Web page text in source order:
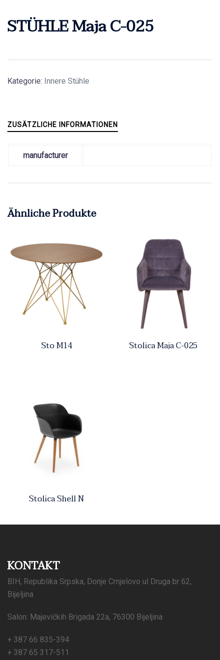
STÜHLE Maja C-025
Kategorie: Innere Stühle
ZUSÄTZLICHE INFORMATIONEN
manufacturer
Ähnliche Produkte
Sto M14 Stolica Maja C-025
Stolica Shell N
KONTAKT
BIH, Republika Srpska, Donje Crnjelovo ul Druga br 62,
Bijeljina
Salon: Majevičkih Brigada 22a, 76300 Bijeljina
+ 387 66 835-394
+ 387 65 317-511